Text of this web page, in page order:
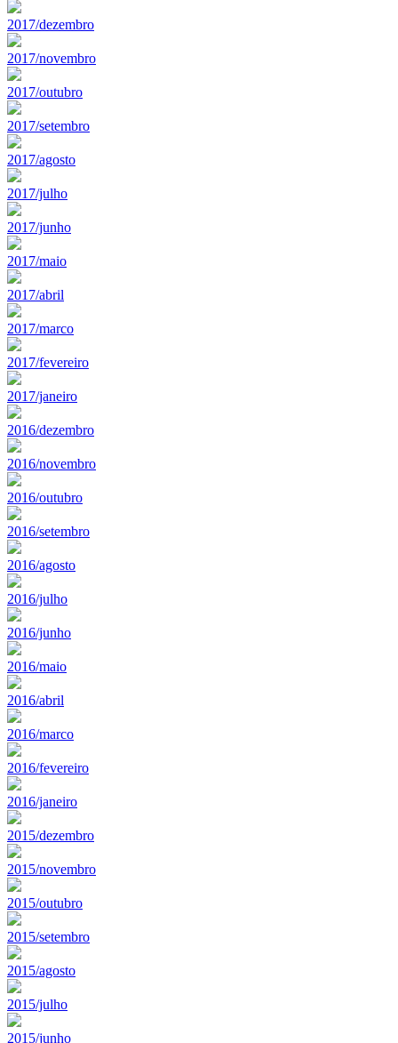
2017/dezembro
2017/novembro
2017/outubro
2017/setembro
2017/agosto
2017/julho
2017/junho
2017/maio
2017/abril
2017/marco
2017/fevereiro
2017/janeiro
2016/dezembro
2016/novembro
2016/outubro
2016/setembro
2016/agosto
2016/julho
2016/junho
2016/maio
2016/abril
2016/marco
2016/fevereiro
2016/janeiro
2015/dezembro
2015/novembro
2015/outubro
2015/setembro
2015/agosto
2015/julho
2015/junho